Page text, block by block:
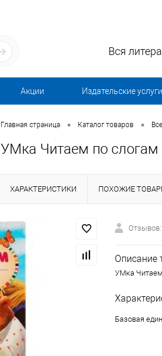
Вся
Акции Издательские услуги
Главная страница • Каталог товаров •
УМка Читаем по слогам
ХАРАКТЕРИСТИКИ ПОХОЖИЕ
Описание
УМка Читаем
Базовая